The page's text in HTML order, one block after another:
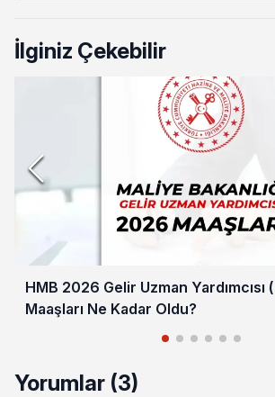
İlginiz Çekebilir
HMB 2026 Gelir Uzman Yardımcısı
Maaşları Ne Kadar Oldu?
Yorumlar (3)